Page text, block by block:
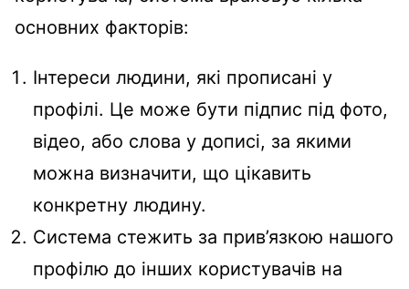
основних факторів:
Інтереси людини, які прописані у
профілі. Це може бути підпис під фото,
відео, або слова у дописі, за якими
можна визначити, що цікавить
конкретну людину.
Система стежить за прив’язкою нашого
профілю до інших користувачів на